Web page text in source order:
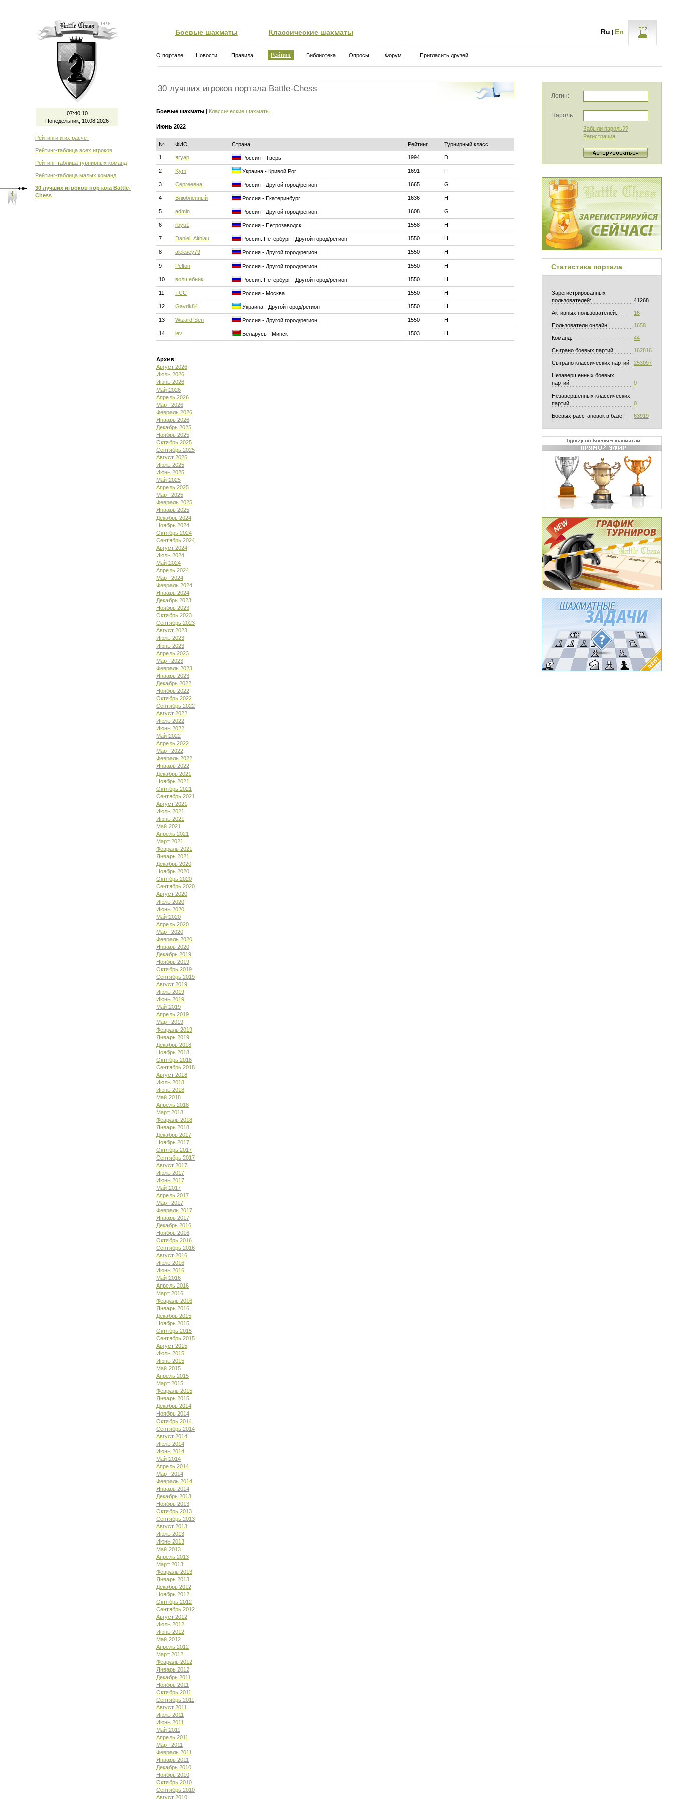
07:40:11
Понедельник, 10.08.2026
Рейтинги и их расчет
Рейтинг-таблица всех игроков
Рейтинг-таблица турнирных команд
Рейтинг-таблица малых команд
30 лучших игроков портала Battle-
Chess
Боевые шахматы Классические шахматы Ru | En
О портале Новости Правила Рейтинг Библиотека Опросы Форум Пригласить друзей
30 лучших игроков портала Battle-Chess
Боевые шахматы | Классические шахматы
Июнь 2022
№ ФИО Страна Рейтинг Турнирный класс
1 ягуар Россия - Тверь 1994 D
2 Kym Украина - Кривой Рог 1691 F
3 Сергеевна Россия - Другой город/регион 1665 G
4 Влюблённый Россия - Екатеринбург 1636 H
5 admin Россия - Другой город/регион 1608 G
6 rbyu1 Россия - Петрозаводск 1558 H
7 Daniel_Altblau Россия: Петербург - Другой город/регион 1550 H
8 aleksey79 Россия - Другой город/регион 1550 H
9 Pelton Россия - Другой город/регион 1550 H
10 волшебник Россия: Петербург - Другой город/регион 1550 H
11 ТСС Россия - Москва 1550 H
12 Gavrik84 Украина - Другой город/регион 1550 H
13 Wizard-Sen Россия - Другой город/регион 1550 H
14 lev Беларусь - Минск 1503 H
Архив:
Август 2026
Июль 2026
Июнь 2026
Май 2026
Апрель 2026
Март 2026
Февраль 2026
Январь 2026
Декабрь 2025
Ноябрь 2025
Октябрь 2025
Сентябрь 2025
Август 2025
Июль 2025
Июнь 2025
Май 2025
Апрель 2025
Март 2025
Февраль 2025
Январь 2025
Декабрь 2024
Ноябрь 2024
Октябрь 2024
Сентябрь 2024
Август 2024
Июль 2024
Май 2024
Апрель 2024
Март 2024
Февраль 2024
Январь 2024
Декабрь 2023
Ноябрь 2023
Октябрь 2023
Сентябрь 2023
Август 2023
Июль 2023
Июнь 2023
Апрель 2023
Март 2023
Февраль 2023
Январь 2023
Декабрь 2022
Ноябрь 2022
Октябрь 2022
Сентябрь 2022
Август 2022
Июль 2022
Июнь 2022
Май 2022
Апрель 2022
Март 2022
Февраль 2022
Январь 2022
Декабрь 2021
Ноябрь 2021
Октябрь 2021
Сентябрь 2021
Август 2021
Июль 2021
Июнь 2021
Май 2021
Апрель 2021
Март 2021
Февраль 2021
Январь 2021
Декабрь 2020
Ноябрь 2020
Октябрь 2020
Сентябрь 2020
Август 2020
Июль 2020
Июнь 2020
Май 2020
Апрель 2020
Март 2020
Февраль 2020
Январь 2020
Декабрь 2019
Ноябрь 2019
Октябрь 2019
Сентябрь 2019
Август 2019
Июль 2019
Июнь 2019
Май 2019
Апрель 2019
Март 2019
Февраль 2019
Январь 2019
Декабрь 2018
Ноябрь 2018
Октябрь 2018
Сентябрь 2018
Август 2018
Июль 2018
Июнь 2018
Май 2018
Апрель 2018
Март 2018
Февраль 2018
Январь 2018
Декабрь 2017
Ноябрь 2017
Октябрь 2017
Сентябрь 2017
Август 2017
Июль 2017
Июнь 2017
Май 2017
Апрель 2017
Март 2017
Февраль 2017
Январь 2017
Декабрь 2016
Ноябрь 2016
Октябрь 2016
Сентябрь 2016
Август 2016
Июль 2016
Июнь 2016
Май 2016
Апрель 2016
Март 2016
Февраль 2016
Январь 2016
Декабрь 2015
Ноябрь 2015
Октябрь 2015
Сентябрь 2015
Август 2015
Июль 2015
Июнь 2015
Май 2015
Апрель 2015
Март 2015
Февраль 2015
Январь 2015
Декабрь 2014
Ноябрь 2014
Октябрь 2014
Сентябрь 2014
Август 2014
Июль 2014
Июнь 2014
Май 2014
Апрель 2014
Март 2014
Февраль 2014
Январь 2014
Декабрь 2013
Ноябрь 2013
Октябрь 2013
Сентябрь 2013
Август 2013
Июль 2013
Июнь 2013
Май 2013
Апрель 2013
Март 2013
Февраль 2013
Январь 2013
Декабрь 2012
Ноябрь 2012
Октябрь 2012
Сентябрь 2012
Август 2012
Июль 2012
Июнь 2012
Май 2012
Апрель 2012
Март 2012
Февраль 2012
Январь 2012
Декабрь 2011
Ноябрь 2011
Октябрь 2011
Сентябрь 2011
Август 2011
Июль 2011
Июнь 2011
Май 2011
Апрель 2011
Март 2011
Февраль 2011
Январь 2011
Декабрь 2010
Ноябрь 2010
Октябрь 2010
Сентябрь 2010
Август 2010
Логин:
Пароль:
Забыли пароль??
Регистрация
Статистика портала
Зарегистрированных
пользователей:
41268
Активных пользователей: 16
Пользователи онлайн: 1658
Команд: 44
Сыграно боевых партий: 162816
Сыграно классических партий: 253097
Незавершенных боевых
партий:
0
Незавершенных классических
партий:
0
Боевых расстановок в базе: 63919